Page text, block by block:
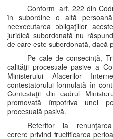
Conform art. 222 din
în subordine o altă
neexecutarea obligaţiilor
juridică subordonată nu
de care este subordonată, dacă
Pe cale de consecinţă,
calităţii procesuale pasive a
Ministerului Afacerilor
contestatorului formulată în
Contestaţii din cadrul
promovată împotriva unei
procesuală pasivă.
Referitor la renunţarea
cerere privind fructificarea